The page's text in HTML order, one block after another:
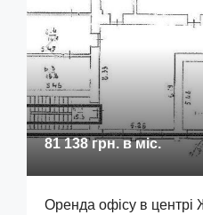
81 138 грн.в міс.
Оренда офісу в центрі